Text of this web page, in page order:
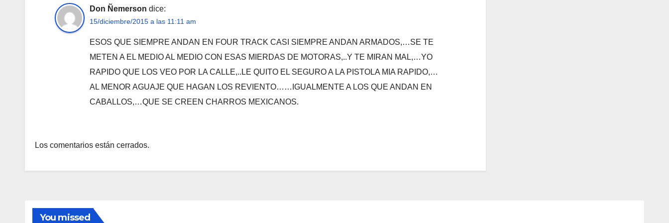
Don Ñemerson dice:
15/diciembre/2015 a las 11:11 am
ESOS QUE SIEMPRE ANDAN EN FOUR TRACK CASI SIEMPRE ANDAN ARMADOS,…SE TE
METEN A EL MEDIO AL MEDIO CON ESAS MIERDAS DE MOTORAS,..Y TE MIRAN MAL,…YO
RAPIDO QUE LOS VEO POR LA CALLE,..LE QUITO EL SEGURO A LA PISTOLA MIA RAPIDO,…
AL MENOR AGUAJE QUE HAGAN LOS REVIENTO……IGUALMENTE A LOS QUE ANDAN EN
CABALLOS,…QUE SE CREEN CHARROS MEXICANOS.
Los comentarios están cerrados.
You missed